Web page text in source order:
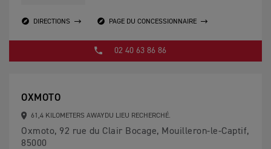
DIRECTIONS PAGE DU CONCESSIONNAIRE
02 40 63 86 86
OXMOTO
61,4 KILOMETERS AWAYDU LIEU RECHERCHÉ.
Oxmoto, 92 rue du Clair Bocage, Mouilleron-le-Captif,
85000